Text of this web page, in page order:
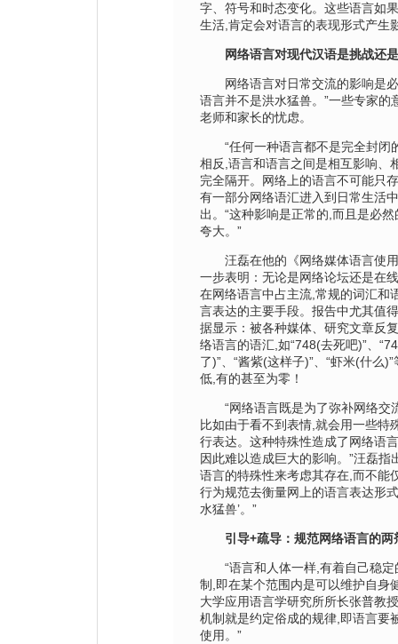
字、符号和时态变化。这些语言如
生活,肯定会对语言的表现形式产生
网络语言对现代汉语是挑战还
网络语言对日常交流的影响是必
语言并不是洪水猛兽。”一些专家的
老师和家长的忧虑。
“任何一种语言都不是完全封闭
相反,语言和语言之间是相互影响、
完全隔开。网络上的语言不可能只
有一部分网络语汇进入到日常生活
出。“这种影响是正常的,而且是必
夸大。”
汪磊在他的《网络媒体语言使用
一步表明：无论是网络论坛还是在
在网络语言中占主流,常规的词汇和
言表达的主要手段。报告中尤其值
据显示：被各种媒体、研究文章反
络语言的语汇,如“748(去死吧)”、
了)”、“酱紫(这样子)”、“虾米(什么
低,有的甚至为零！
“网络语言既是为了弥补网络交
比如由于看不到表情,就会用一些特
行表达。这种特殊性造成了网络语
因此难以造成巨大的影响。”汪磊指
语言的特殊性来考虑其存在,而不能
行为规范去衡量网上的语言表达形
水猛兽’。”
引导+疏导：规范网络语言的两
“语言和人体一样,有着自己稳定
制,即在某个范围内是可以维护自身
大学应用语言学研究所所长张普教
机制就是约定俗成的规律,即语言要
使用。”